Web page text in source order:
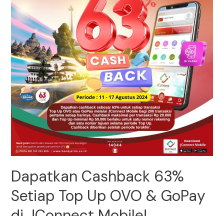
Dapatkan Cashback 63%
Setiap Top Up OVO & GoPay